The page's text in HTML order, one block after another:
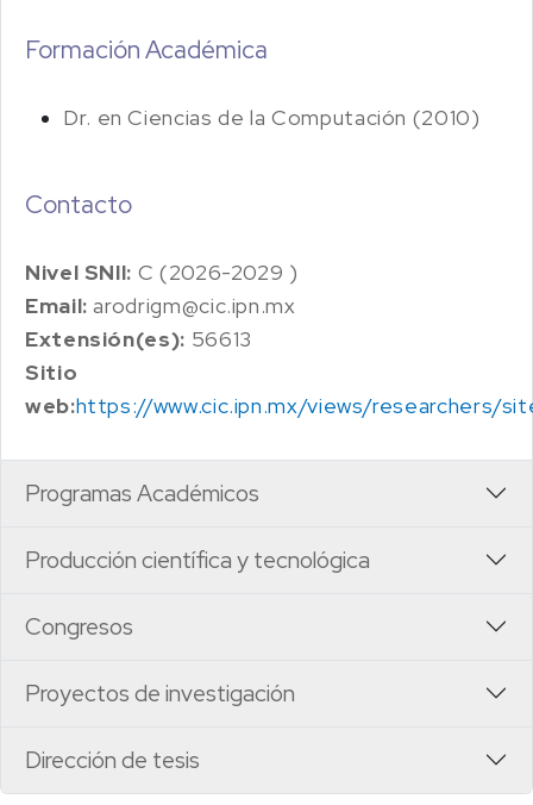
Formación Académica
Dr. en Ciencias de la Computación (2010)
Contacto
Nivel SNII: C (2026-2029 )
Email: arodrigm@cic.ipn.mx
Extensión(es): 56613
Sitio
web:https://www.cic.ipn.mx/views/researchers/
Programas Académicos
Producción científica y tecnológica
Congresos
Proyectos de investigación
Dirección de tesis